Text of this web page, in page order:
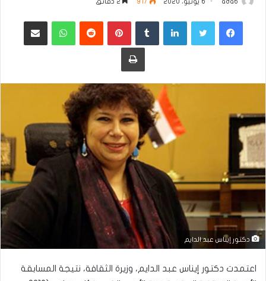
فيسبوكتويتر لينكدإن ‏Tumblr بينتيريست
‏Reddit واتساب مشاركة عبر البريد
طباعة
دكتور إيناس عبد الدايم
اعتمدت دكتور إيناس عبد الدايم، وزيرة الثقافة، نتيجة المسابقة